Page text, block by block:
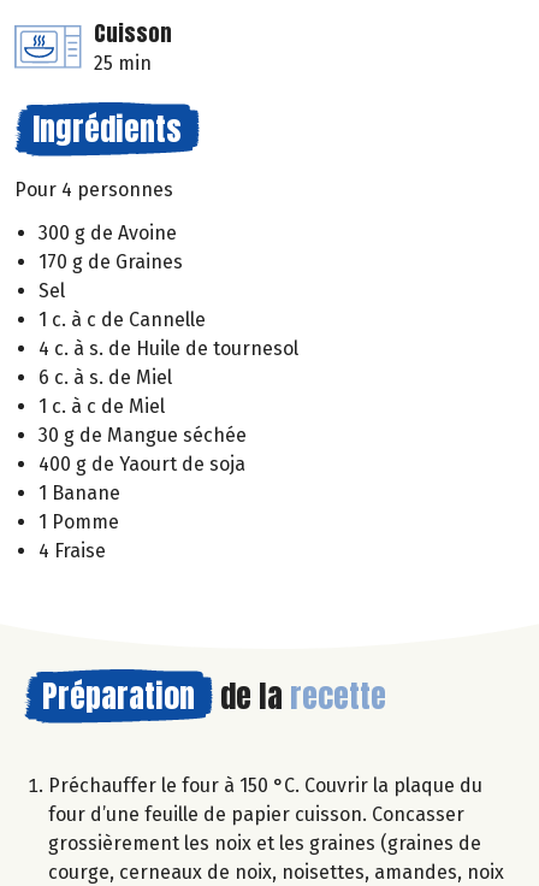
Cuisson
25 min
Ingrédients
Pour 4 personnes
300 g de Avoine
170 g de Graines
Sel
1 c. à c de Cannelle
4 c. à s. de Huile de tournesol
6 c. à s. de Miel
1 c. à c de Miel
30 g de Mangue séchée
400 g de Yaourt de soja
1 Banane
1 Pomme
4 Fraise
Préparation de la recette
Préchauffer le four à 150 °C. Couvrir la plaque du
four d’une feuille de papier cuisson. Concasser
grossièrement les noix et les graines (graines de
courge, cerneaux de noix, noisettes, amandes, noix